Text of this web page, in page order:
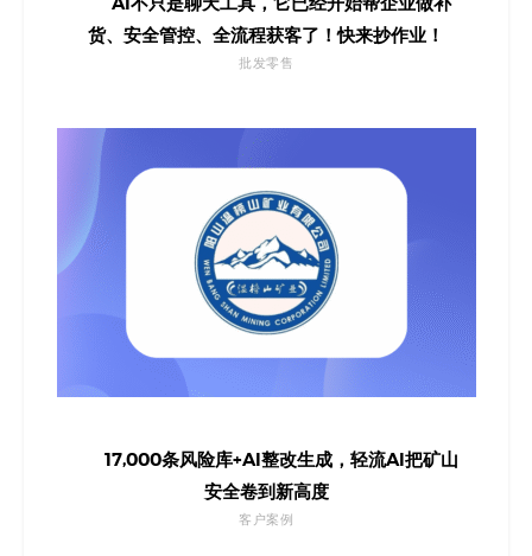
货、安全管控、全流程获客了！快来抄作业！
批发零售
17,000条风险库+AI整改生成，轻流AI把矿山
安全卷到新高度
客户案例